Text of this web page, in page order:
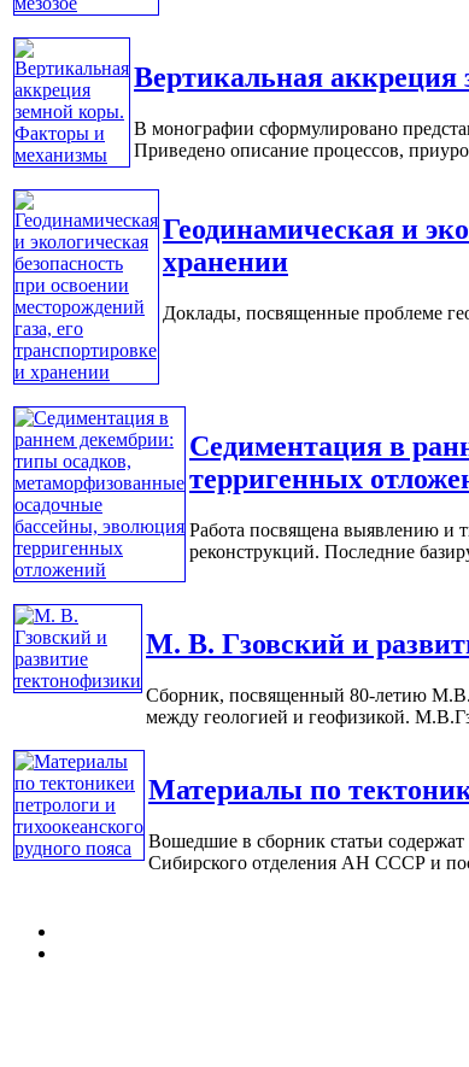
Вертикальная
В монографии сформулировано
Приведено описание процессов,
Геодинамическая и
хранении
Доклады, посвященные проблеме
Седиментация в
терригенных
Работа посвящена выявлению и
реконструкций. Последние
М. В. Гзовский и
Сборник, посвященный 80-летию
между геологией и геофизикой.
Материалы по
Вошедшие в сборник статьи содержат
Сибирского отделения АН СССР и